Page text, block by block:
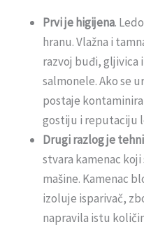
Prvi je higijena.
hranu. Vlažna i
razvoj buđi,
salmonele. Ako se
postaje
gostiju i reputaciju
Drugi razlog je
stvara kamenac
mašine. Kamenac
izoluje isparivač,
napravila istu